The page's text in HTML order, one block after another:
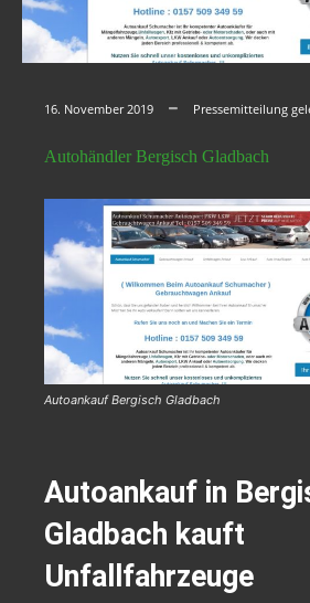
16. November 2019 Pressemitteilung
Autohändler Bergisch Gladbach
Autoankauf Bergisch Gladbach
Autoankauf in
Gladbach kauft
Unfallfahrzeuge